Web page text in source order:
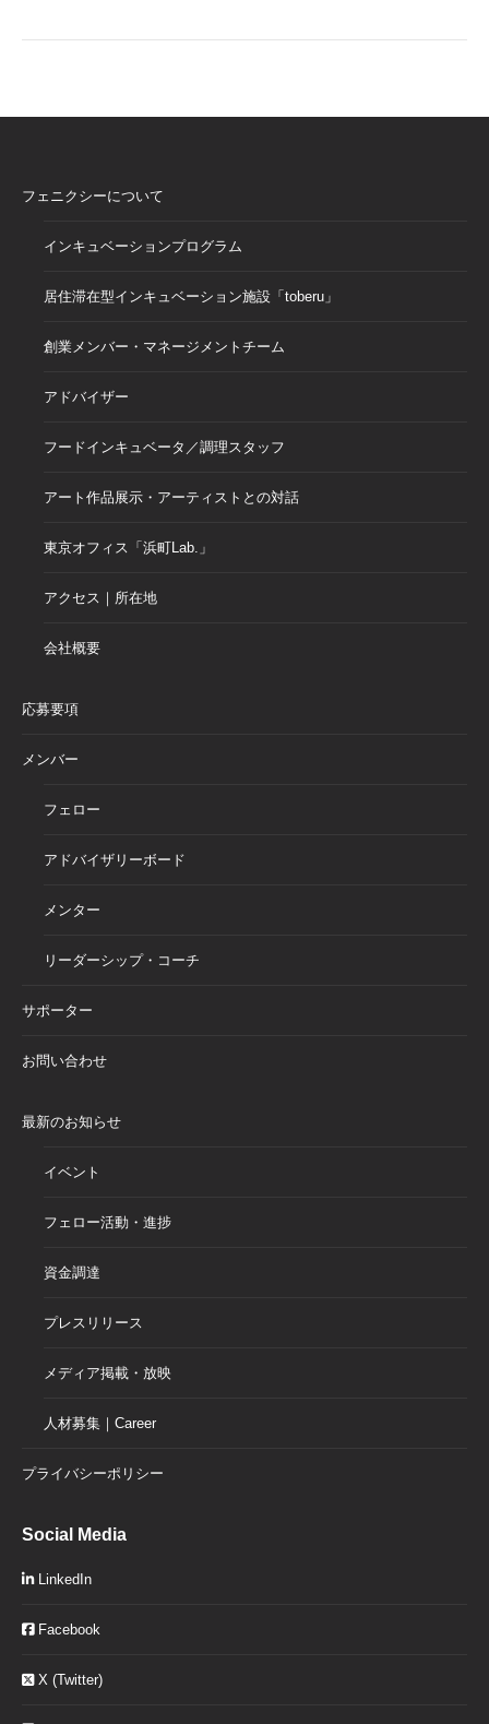
フェニクシーについて
インキュベーションプログラム
居住滞在型インキュベーション施設「toberu」
創業メンバー・マネージメントチーム
アドバイザー
フードインキュベータ／調理スタッフ
アート作品展示・アーティストとの対話
東京オフィス「浜町Lab.」
アクセス｜所在地
会社概要
応募要項
メンバー
フェロー
アドバイザリーボード
メンター
リーダーシップ・コーチ
サポーター
お問い合わせ
最新のお知らせ
イベント
フェロー活動・進捗
資金調達
プレスリリース
メディア掲載・放映
人材募集｜Career
プライバシーポリシー
Social Media
LinkedIn
Facebook
X (Twitter)